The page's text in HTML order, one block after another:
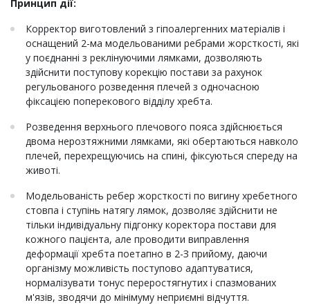
Принцип дії:
Корректор виготовлений з гіпоалергенних матеріалів і
оснащений 2-ма модельованими ребрами жорсткості, які
у поєднанні з реклінуючими лямками, дозволяють
здійснити поступову корекцію постави за рахунок
регульованого розведення плечей з одночасною
фіксацією поперекового відділу хребта.
Розведення верхнього плечового пояса здійснюється
двома нерозтяжними лямками, які обертаються навколо
плечей, перехрещуючись на спині, фіксуються спереду на
животі.
Модельованість ребер жорсткості по вигину хребетного
стовпа і ступінь натягу лямок, дозволяє здійснити не
тільки індивідуальну підгонку коректора постави для
кожного пацієнта, але проводити виправлення
деформації хребта поетапно в 2-З прийому, даючи
організму можливість поступово адаптуватися,
нормалізувати тонус переростягнутих і спазмованих
м'язів, зводячи до мінімуму неприємні відчуття.